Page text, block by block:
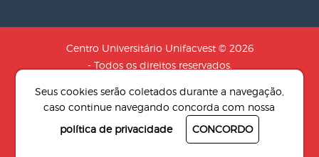
Centro Universitário Unifacvest © 2026
- Todos os direitos reservados.
Social: SOCIEDADE DE EDUCACAO N.S
AUXILIADORA LTDA
Desenvolvido por4Pix - Agência de
Seus cookies serão coletados durante a navegação,
caso continue navegando concorda com nossa
política de privacidade
CONCORDO